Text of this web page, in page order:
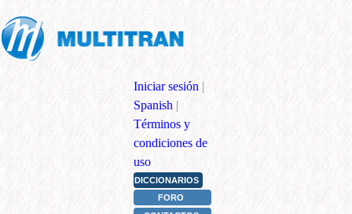
Iniciar sesión |
Spanish |
Términos y
condiciones de
uso
DICCIONARIOS
FORO